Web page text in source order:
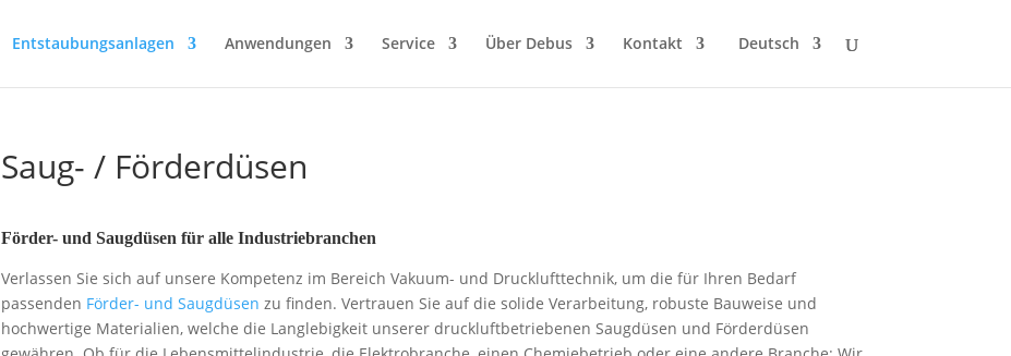
Entstaubungsanlagen Anwendungen Service Über Debus Kontakt Deutsch
Saug- / Förderdüsen
Förder- und Saugdüsen für alle Industriebranchen
Verlassen Sie sich auf unsere Kompetenz im Bereich Vakuum- und Drucklufttechnik, um die für Ihren Bedarf
passenden Förder- und Saugdüsen zu finden. Vertrauen Sie auf die solide Verarbeitung, robuste Bauweise und
hochwertige Materialien, welche die Langlebigkeit unserer druckluftbetriebenen Saugdüsen und Förderdüsen